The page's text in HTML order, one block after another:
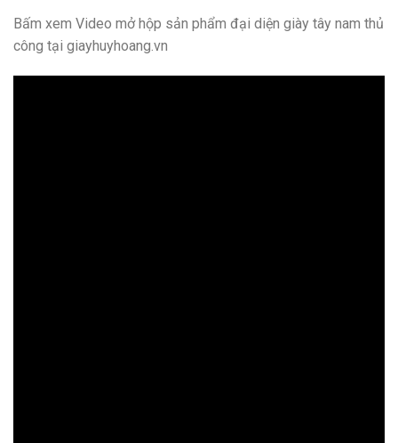
Bấm xem Video mở hộp sản phẩm đại diện giày tây nam thủ
công tại giayhuyhoang.vn